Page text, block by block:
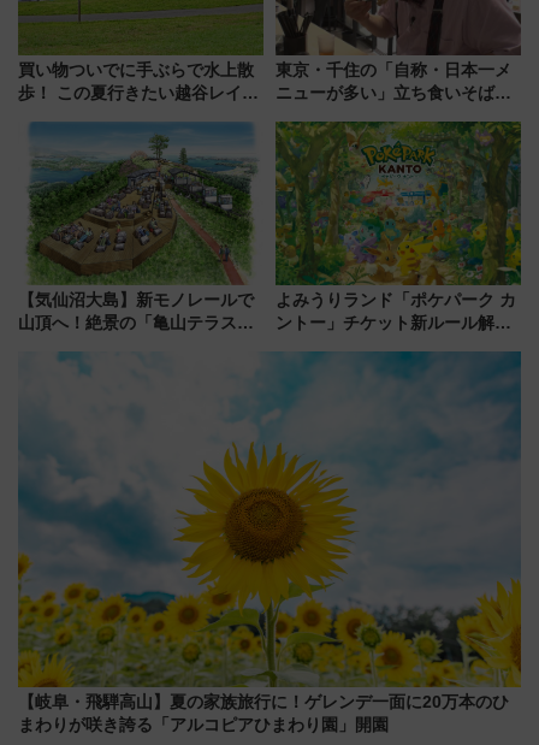
買い物ついでに手ぶらで水上散
歩！ この夏行きたい越谷レイク
ア「LAKESIDE PARK」（埼玉
県越谷市）
東京・千住の「自称・日本一メ
ニューが多い」立ち食いそば屋
地のふらっと立ち食いそば』
7/27夜10時～放送
【気仙沼大島】新モノレールで
山頂へ！絶景の「亀山テラス
よみうりランド「ポケパーク カ
ントー」チケット新ルール解
【岐阜・飛騨高山】夏の家族旅行に！ゲレンデ一面に20万本のひ
まわりが咲き誇る「アルコピアひまわり園」開園